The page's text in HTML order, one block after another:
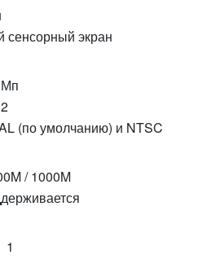
сенсорный экран
(по умолчанию) и NTSC
/ 1000M
1